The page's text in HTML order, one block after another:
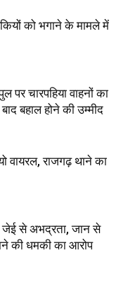
को भगाने के मामले में
पर चारपहिया वाहनों का
बहाल होने की उम्मीद
वायरल, राजगढ़ थाने का
जेई से अभद्रता, जान से
की धमकी का आरोप